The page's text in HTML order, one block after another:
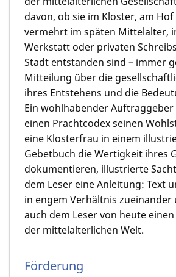
davon, ob sie im Kloster, am
vermehrt im späten Mittelalter,
Werkstatt oder privaten
Stadt entstanden sind – immer
Mitteilung über die
ihres Entstehens und die
Ein wohlhabender
einen Prachtcodex seinen
eine Klosterfrau in einem
Gebetbuch die Wertigkeit ihres
dokumentieren, illustrierte
dem Leser eine Anleitung: Text
in engem Verhältnis
auch dem Leser von heute
der mittelalterlichen Welt.
Förderung